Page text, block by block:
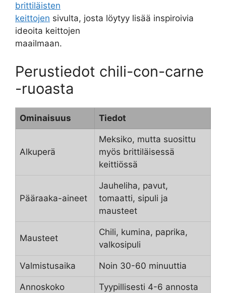
brittiläisten
keittojen sivulta, josta löytyy lisää inspiroivia
ideoita keittojen
maailmaan.
Perustiedot chili-con-carne
-ruoasta
Ominaisuus Tiedot
Alkuperä
Meksiko, mutta suosittu
myös brittiläisessä
keittiössä
Pääraaka-aineet
Jauheliha, pavut,
tomaatti, sipuli ja
mausteet
Mausteet
Chili, kumina, paprika,
valkosipuli
Valmistusaika Noin 30-60 minuuttia
Annoskoko Tyypillisesti 4-6 annosta